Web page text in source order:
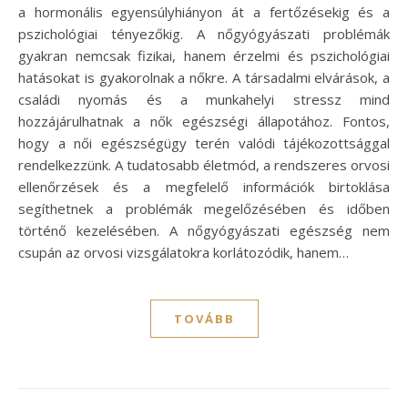
a hormonális egyensúlyhiányon át a fertőzésekig és a
pszichológiai tényezőkig. A nőgyógyászati problémák
gyakran nemcsak fizikai, hanem érzelmi és pszichológiai
hatásokat is gyakorolnak a nőkre. A társadalmi elvárások, a
családi nyomás és a munkahelyi stressz mind
hozzájárulhatnak a nők egészségi állapotához. Fontos,
hogy a női egészségügy terén valódi tájékozottsággal
rendelkezzünk. A tudatosabb életmód, a rendszeres orvosi
ellenőrzések és a megfelelő információk birtoklása
segíthetnek a problémák megelőzésében és időben
történő kezelésében. A nőgyógyászati egészség nem
csupán az orvosi vizsgálatokra korlátozódik, hanem…
TOVÁBB